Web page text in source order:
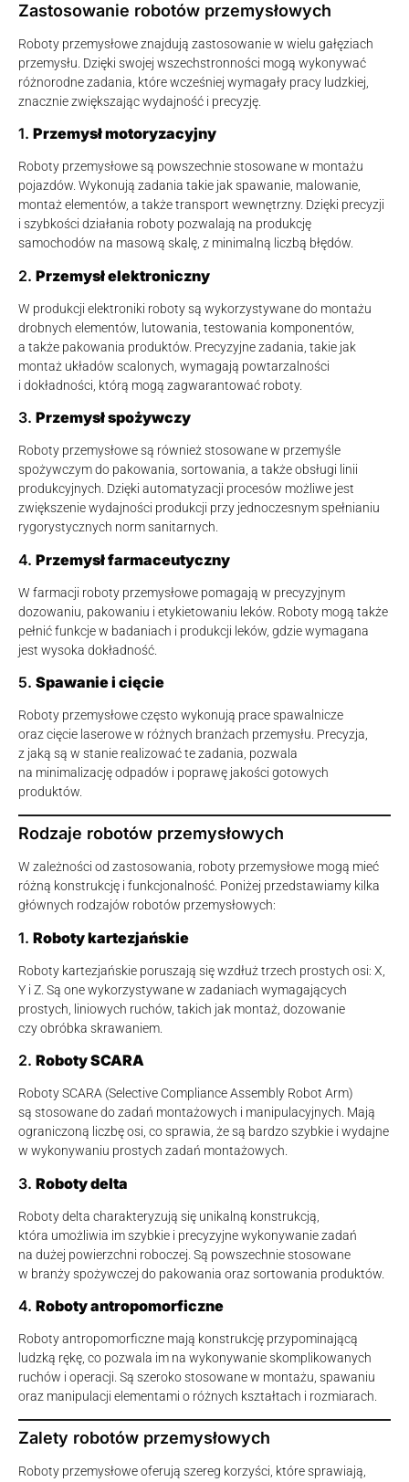
Zastosowanie robotów przemysłowych
Roboty przemysłowe znajdują zastosowanie w wielu gałęziach
przemysłu. Dzięki swojej wszechstronności mogą wykonywać
różnorodne zadania, które wcześniej wymagały pracy ludzkiej,
znacznie zwiększając wydajność i precyzję.
1. Przemysł motoryzacyjny
Roboty przemysłowe są powszechnie stosowane w montażu
pojazdów. Wykonują zadania takie jak spawanie, malowanie,
montaż elementów, a także transport wewnętrzny. Dzięki precyzji
i szybkości działania roboty pozwalają na produkcję
samochodów na masową skalę, z minimalną liczbą błędów.
2. Przemysł elektroniczny
W produkcji elektroniki roboty są wykorzystywane do montażu
drobnych elementów, lutowania, testowania komponentów,
a także pakowania produktów. Precyzyjne zadania, takie jak
montaż układów scalonych, wymagają powtarzalności
i dokładności, którą mogą zagwarantować roboty.
3. Przemysł spożywczy
Roboty przemysłowe są również stosowane w przemyśle
spożywczym do pakowania, sortowania, a także obsługi linii
produkcyjnych. Dzięki automatyzacji procesów możliwe jest
zwiększenie wydajności produkcji przy jednoczesnym spełnianiu
rygorystycznych norm sanitarnych.
4. Przemysł farmaceutyczny
W farmacji roboty przemysłowe pomagają w precyzyjnym
dozowaniu, pakowaniu i etykietowaniu leków. Roboty mogą także
pełnić funkcje w badaniach i produkcji leków, gdzie wymagana
jest wysoka dokładność.
5. Spawanie i cięcie
Roboty przemysłowe często wykonują prace spawalnicze
oraz cięcie laserowe w różnych branżach przemysłu. Precyzja,
z jaką są w stanie realizować te zadania, pozwala
na minimalizację odpadów i poprawę jakości gotowych
produktów.
Rodzaje robotów przemysłowych
W zależności od zastosowania, roboty przemysłowe mogą mieć
różną konstrukcję i funkcjonalność. Poniżej przedstawiamy kilka
głównych rodzajów robotów przemysłowych:
1. Roboty kartezjańskie
Roboty kartezjańskie poruszają się wzdłuż trzech prostych osi: X,
Y i Z. Są one wykorzystywane w zadaniach wymagających
prostych, liniowych ruchów, takich jak montaż, dozowanie
czy obróbka skrawaniem.
2. Roboty SCARA
Roboty SCARA (Selective Compliance Assembly Robot Arm)
są stosowane do zadań montażowych i manipulacyjnych. Mają
ograniczoną liczbę osi, co sprawia, że są bardzo szybkie i wydajne
w wykonywaniu prostych zadań montażowych.
3. Roboty delta
Roboty delta charakteryzują się unikalną konstrukcją,
która umożliwia im szybkie i precyzyjne wykonywanie zadań
na dużej powierzchni roboczej. Są powszechnie stosowane
w branży spożywczej do pakowania oraz sortowania produktów.
4. Roboty antropomorficzne
Roboty antropomorficzne mają konstrukcję przypominającą
ludzką rękę, co pozwala im na wykonywanie skomplikowanych
ruchów i operacji. Są szeroko stosowane w montażu, spawaniu
oraz manipulacji elementami o różnych kształtach i rozmiarach.
Zalety robotów przemysłowych
Roboty przemysłowe oferują szereg korzyści, które sprawiają,